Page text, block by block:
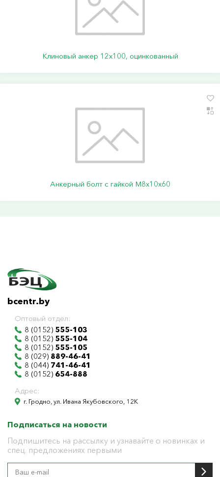
Клиновый анкер 12х100, оцинкованный
Анкерный болт с гайкой М8х10х60
bcentr.by
Оптовый отдел:
8 (0152) 555-103
8 (0152) 555-104
8 (0152) 555-105
8 (029) 889-46-41
8 (044) 741-46-41
8 (0152) 654-888
Адрес:
г. Гродно, ул. Ивана Якубовского, 12К
Подписаться на новости
Подпишитесь на рассылку и узнавайте о новинках и
спец. предложениях первыми